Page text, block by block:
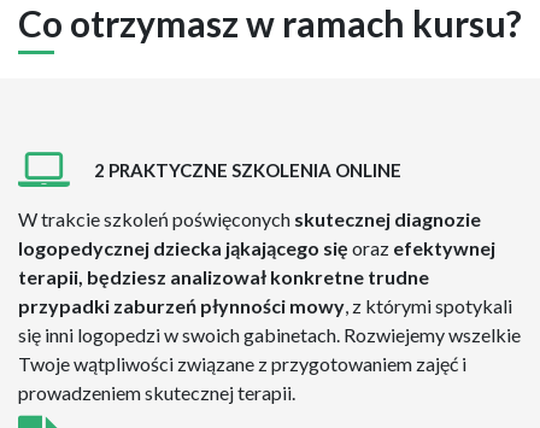
Co otrzymasz w ramach kursu?
2 PRAKTYCZNE SZKOLENIA ONLINE
W trakcie szkoleń poświęconych skutecznej diagnozie
logopedycznej dziecka jąkającego się oraz efektywnej
terapii, będziesz analizował konkretne trudne
przypadki zaburzeń płynności mowy, z którymi spotykali
się inni logopedzi w swoich gabinetach. Rozwiejemy wszelkie
Twoje wątpliwości związane z przygotowaniem zajęć i
prowadzeniem skutecznej terapii.